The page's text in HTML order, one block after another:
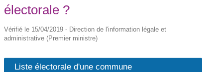
électorale ?
Vérifié le 15/04/2019 - Direction de l'information légale et
administrative (Premier ministre)
Liste électorale d'une commune